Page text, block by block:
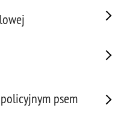
psem